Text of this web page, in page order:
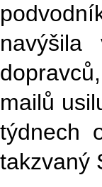
navýšila
mailů
týdnech
takzvaný